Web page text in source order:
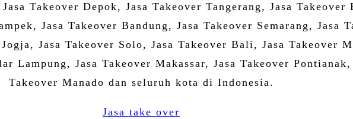
Takeover Depok, Jasa Takeover Tangerang, Jasa
Jasa Takeover Bandung, Jasa Takeover Semarang, Jasa
Jasa Takeover Solo, Jasa Takeover Bali, Jasa Takeover
Lampung, Jasa Takeover Makassar, Jasa Takeover
Takeover Manado dan seluruh kota di Indonesia.
Jasa take over